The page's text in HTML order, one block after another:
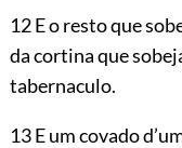
12 E o resto que
da cortina que
tabernaculo.
13 E um covado